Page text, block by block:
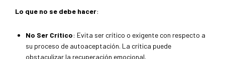
Lo que no se debe hacer:
No Ser Crítico: Evita ser crítico o exigente con respecto a
su proceso de autoaceptación. La crítica puede
obstaculizar la recuperación emocional.